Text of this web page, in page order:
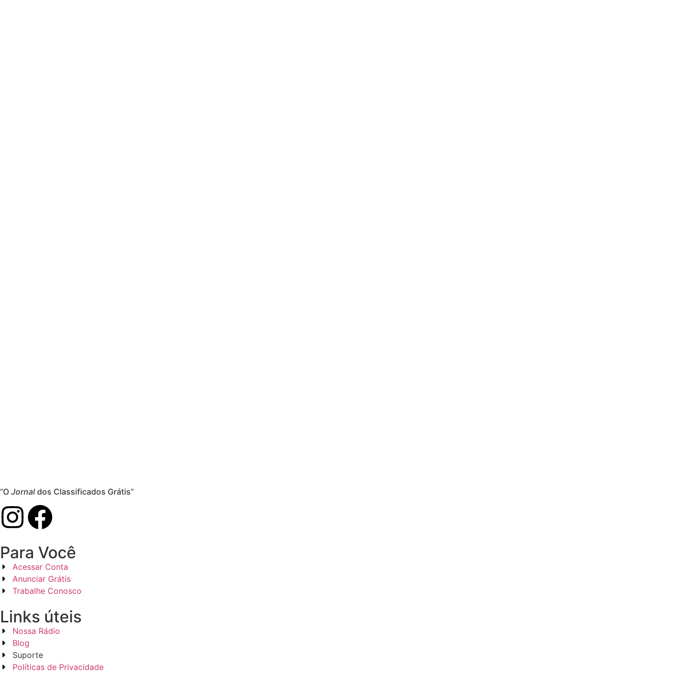
“O Jornal dos Classificados Grátis”
Para Você
Acessar Conta
Anunciar Grátis
Trabalhe Conosco
Links úteis
Nossa Rádio
Blog
Suporte
Políticas de Privacidade